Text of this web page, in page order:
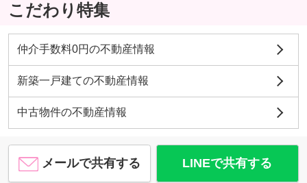
こだわり特集
仲介手数料0円の不動産情報
新築一戸建ての不動産情報
中古物件の不動産情報
メールで共有する LINEで共有する